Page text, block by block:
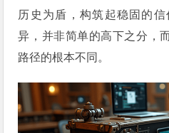
历史为盾，构筑起稳固的
异，并非简单的高下之分，
路径的根本不同。